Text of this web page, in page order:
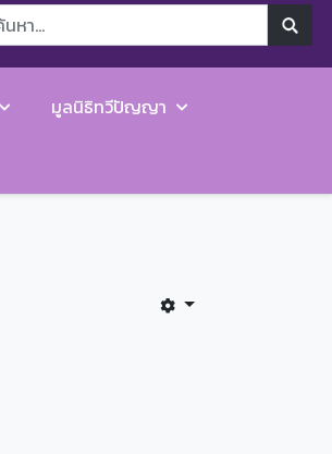
มูลนิธิทวีปัญญา